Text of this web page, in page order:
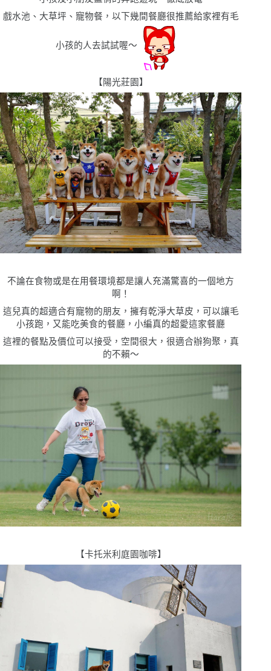
戲水池、大草坪、寵物餐，以下幾間餐廳很推薦給家裡有毛
小孩的人去試試喔〜
【陽光莊園】
不論在食物或是在用餐環境都是讓人充滿驚喜的一個地方
啊！
這兒真的超適合有寵物的朋友，擁有乾淨大草皮，可以讓毛
小孩跑，又能吃美食的餐廳，小編真的超愛這家餐廳
這裡的餐點及價位可以接受，空間很大，很適合辦狗聚，真
的不賴〜
【卡托米利庭園咖啡】